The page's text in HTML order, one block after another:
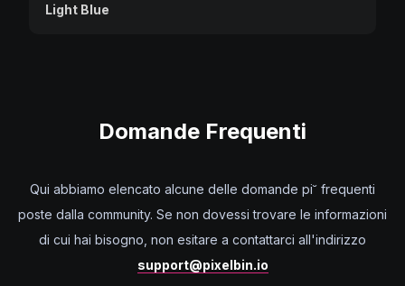
Light Blue
Domande Frequenti
Qui abbiamo elencato alcune delle domande pi˘ frequenti
poste dalla community. Se non dovessi trovare le informazioni
di cui hai bisogno, non esitare a contattarci all'indirizzo
support@pixelbin.io